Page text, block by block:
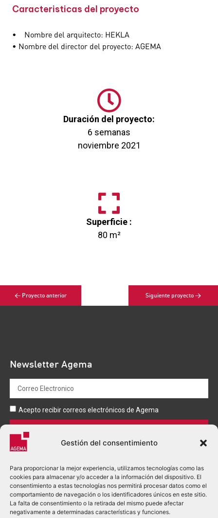
Gestión del consentimiento
Para proporcionar la mejor experiencia, utilizamos tecnologías como las
cookies para almacenar y/o acceder a la información del dispositivo. El
consentimiento a estas tecnologías nos permitirá procesar datos como el
comportamiento de navegación o los identificadores únicos en este sitio.
La falta de consentimiento o la retirada del mismo puede afectar
negativamente a determinadas características y funciones.
Caracteristicas del proyecto
• Nombre del arquitecto: HEKLA
• Nombre del director del proyecto: AGEMA
Duración del proyecto:
6 semanas
noviembre 2021
Superficie :
80 m²
< Proyecto anterior Siguiente proyecto >
Newsletter Agema
Acepto recibir correos electrónicos de Agema
+33 (0)5 53 03 80 00